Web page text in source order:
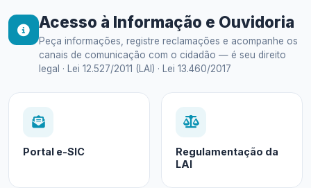
Acesso à Informação e Ouvidoria
Peça informações, registre reclamações e acompanhe os
canais de comunicação com o cidadão — é seu direito
legal · Lei 12.527/2011 (LAI) · Lei 13.460/2017
Portal e-SIC
Regulamentação da
LAI